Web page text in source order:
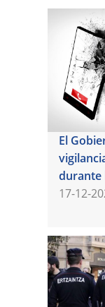
El
durante
17-12-